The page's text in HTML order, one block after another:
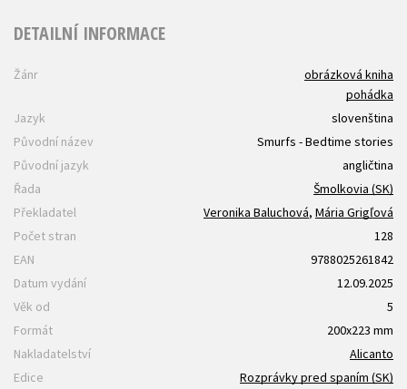
DETAILNÍ INFORMACE
Žánr
obrázková kniha
pohádka
Jazyk
slovenština
Původní název
Smurfs - Bedtime stories
Původní jazyk
angličtina
Řada
Šmolkovia (SK)
Překladatel
Veronika Baluchová, Mária Grigľová
Počet stran
128
EAN
9788025261842
Datum vydání
12.09.2025
Věk od
5
Formát
200x223 mm
Nakladatelství
Alicanto
Edice
Rozprávky pred spaním (SK)